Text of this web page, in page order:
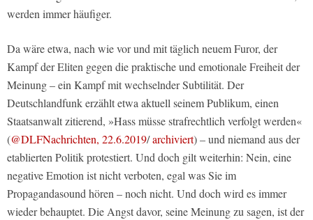
werden immer häufiger.
Da wäre etwa, nach wie vor und mit täglich neuem Furor, der
Kampf der Eliten gegen die praktische und emotionale Freiheit der
Meinung – ein Kampf mit wechselnder Subtilität. Der
Deutschlandfunk erzählt etwa aktuell seinem Publikum, einen
Staatsanwalt zitierend, »Hass müsse strafrechtlich verfolgt werden«
(@DLFNachrichten, 22.6.2019/archiviert) – und niemand aus der
etablierten Politik protestiert. Und doch gilt weiterhin: Nein, eine
negative Emotion ist nicht verboten, egal was Sie im
Propagandasound hören – noch nicht. Und doch wird es immer
wieder behauptet. Die Angst davor, seine Meinung zu sagen, ist der